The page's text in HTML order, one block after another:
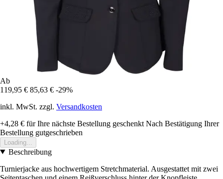
Ab
119,95 € 85,63 € -29%
inkl. MwSt. zzgl. Versandkosten
+4,28 € für Ihre nächste Bestellung geschenkt Nach Bestätigung Ihrer
Bestellung gutgeschrieben
Loading...
Beschreibung
Turnierjacke aus hochwertigem Stretchmaterial. Ausgestattet mit zwei